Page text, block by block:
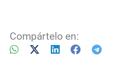
Compártelo en: